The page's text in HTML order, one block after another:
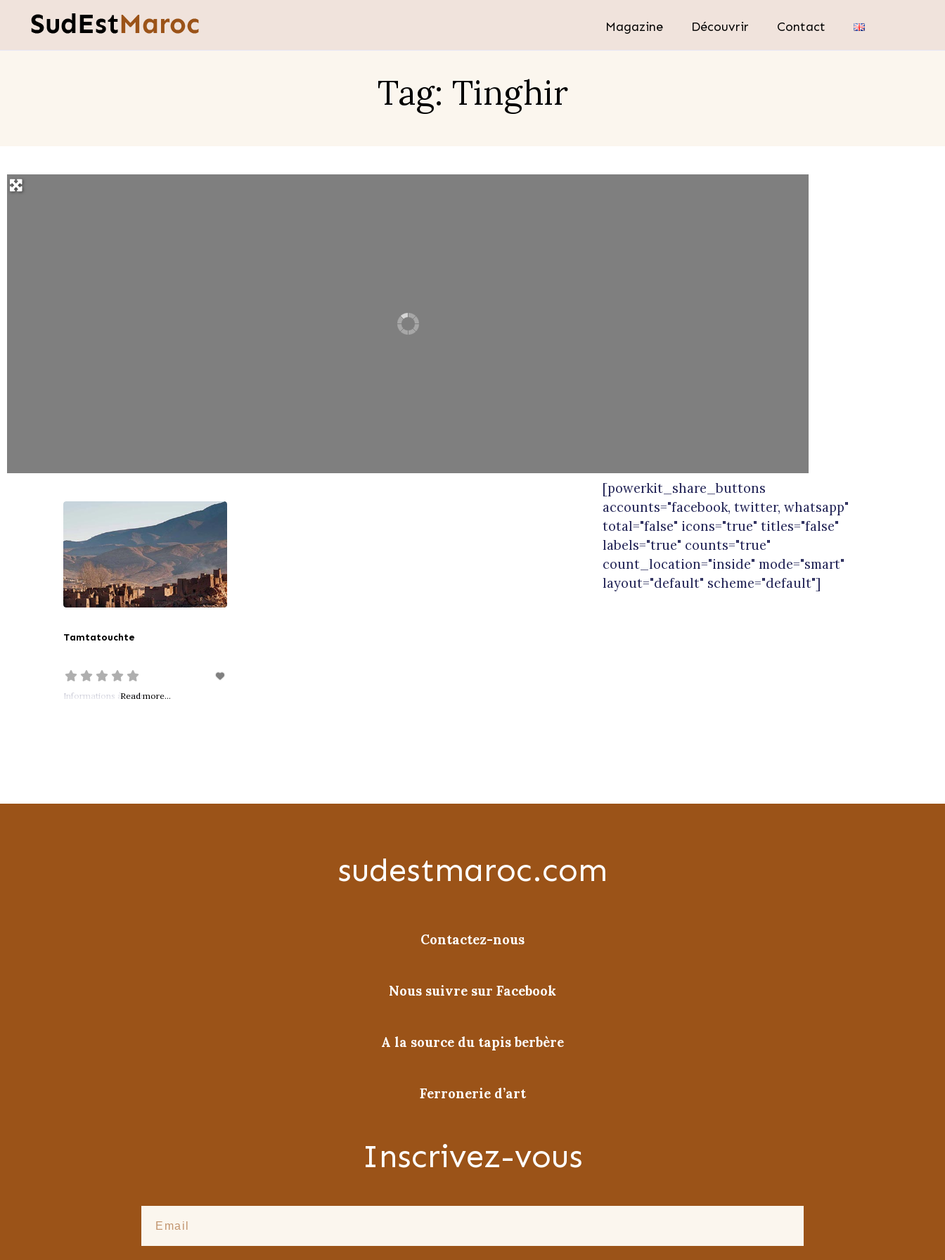
Magazine Découvrir Contact
Tag: Tinghir
Tamtatouchte
Informations à venir …
Read more...
[powerkit_share_buttons
accounts="facebook, twitter, whatsapp"
total="false" icons="true" titles="false"
labels="true" counts="true"
count_location="inside" mode="smart"
layout="default" scheme="default"]
sudestmaroc.com
Contactez-nous
Nous suivre sur Facebook
A la source du tapis berbère
Ferronerie d’art
Inscrivez-vous